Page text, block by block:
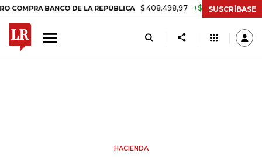
BANCO DE LA REPÚBLICA $ 408.498,97 +$ 8.753,81 +2,19%
SUSCRÍBASE
HACIENDA